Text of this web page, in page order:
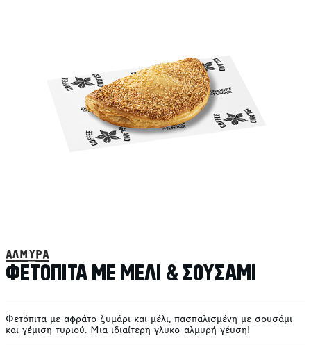
αλμυρά
ΦΕΤΟΠΙΤΑ ΜΕ ΜΕΛΙ & ΣΟΥΣΑΜΙ
Φετόπιτα με αφράτο ζυμάρι και μέλι, πασπαλισμένη με σουσάμι
και γέμιση τυριού. Μια ιδιαίτερη γλυκο-αλμυρή γέυση!